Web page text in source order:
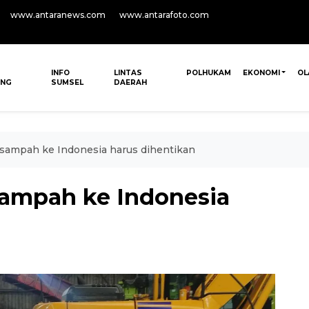
www.antaranews.com www.antarafoto.com
INFO
SUMSEL
LINTAS
DAERAH
POLHUKAM EKONOMI
ke Indonesia harus dihentikan
ke Indonesia